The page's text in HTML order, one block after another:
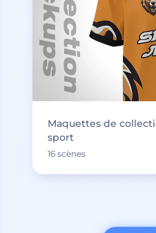
Maquettes de
sport
16 scènes